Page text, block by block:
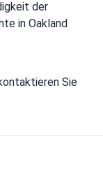
der
in Oakland
Sie